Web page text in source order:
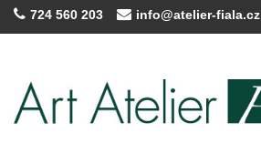
724 560 203 info@atelier-fiala.cz